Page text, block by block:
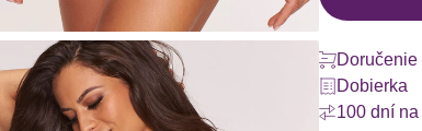
Dobierka
100 dní